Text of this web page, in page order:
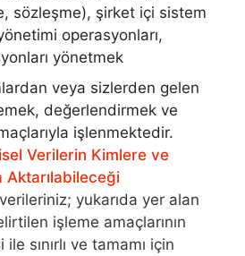
sözleşme), şirket içi sistem
operasyonları,
yönetmek
veya sizlerden gelen
değerlendirmek ve
işlenmektedir.
Verilerin Kimlere ve
Aktarılabileceği
yukarıda yer alan
işleme amaçlarının
sınırlı ve tamamı için